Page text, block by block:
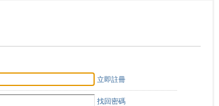
立即註冊
找回密碼